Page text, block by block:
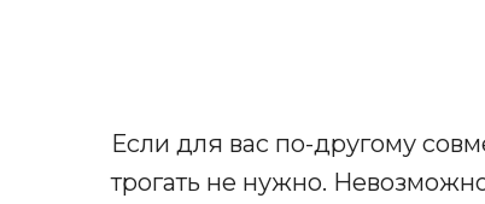
Если для вас по-другому
трогать не нужно.